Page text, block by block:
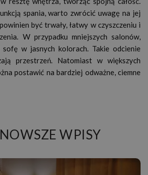
spania, warto zwrócić uwagę na jej
być trwały, łatwy w czyszczeniu i
W przypadku mniejszych salonów,
w jasnych kolorach. Takie odcienie
przestrzeń. Natomiast w większych
postawić na bardziej odważne, ciemne
WPISY